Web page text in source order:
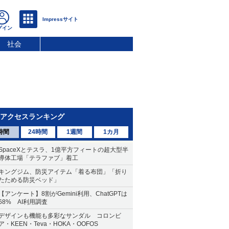
社会
アクセスランキング
間 24時間 1週間 1カ月
とテスラ、1億平方フィートの超大型半
体工場「テラファブ」着工
ングジム、防災アイテム「着る布団」「折り
ためる防災ベッド」
アンケート】8割がGemini利用、ChatGPTは
AI利用調査
ザインも機能も多彩なサンダル コロンビ
・KEEN・Teva・HOKA・OOFOS